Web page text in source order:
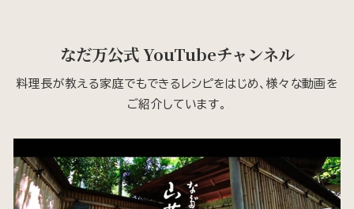
なだ万公式 YouTubeチャンネル
料理長が教える家庭でもできるレシピをはじめ、様々な動画を
ご紹介しています。